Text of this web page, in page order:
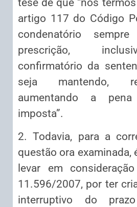
artigo 117 do Código
condenatório
prescrição,
confirmatório da
seja mantendo,
aumentando a pena
imposta”.
2. Todavia, para a
questão ora examinada,
levar em
11.596/2007, por ter
interruptivo do